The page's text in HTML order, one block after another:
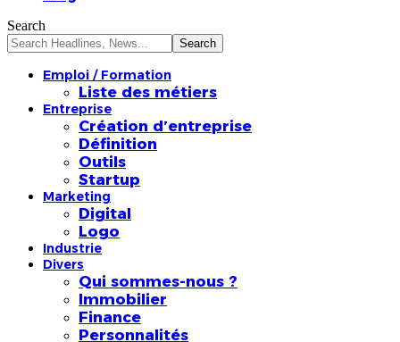
Search
Emploi / Formation
Liste des métiers
Entreprise
Création d’entreprise
Définition
Outils
Startup
Marketing
Digital
Logo
Industrie
Divers
Qui sommes-nous ?
Immobilier
Finance
Personnalités